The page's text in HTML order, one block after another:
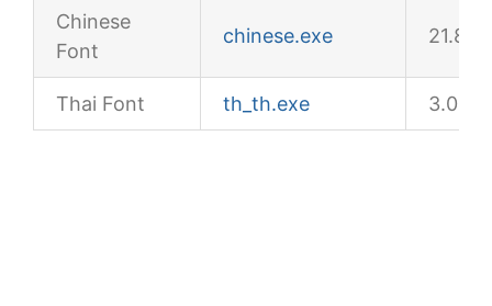
Chinese
Font
chinese.exe
Thai Font th_th.exe